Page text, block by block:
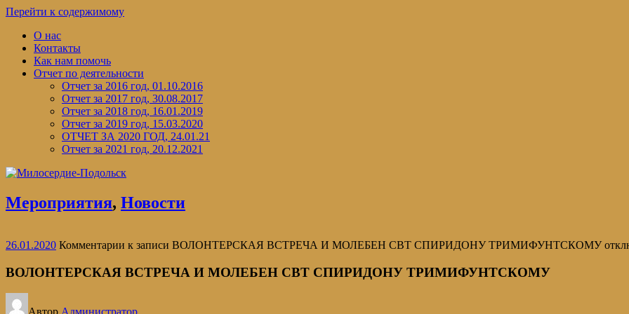
Перейти к содержимому
О нас
Контакты
Как нам помочь
Отчет по деятельности
Отчет за 2016 год, 01.10.2016
Отчет за 2017 год, 30.08.2017
Отчет за 2018 год, 16.01.2019
Отчет за 2019 год, 15.03.2020
ОТЧЕТ ЗА 2020 ГОД, 24.01.21
Отчет за 2021 год, 20.12.2021
Мероприятия, Новости
26.01.2020 Комментарии к записи ВОЛОНТЕРСКАЯ ВСТРЕЧА И МОЛЕБЕН СВТ СПИРИДОНУ ТРИМИФУНТСКОМУ
ВОЛОНТЕРСКАЯ ВСТРЕЧА И МОЛЕБЕН СВТ СПИРИДОНУ ТРИМИФУНТСКОМУ